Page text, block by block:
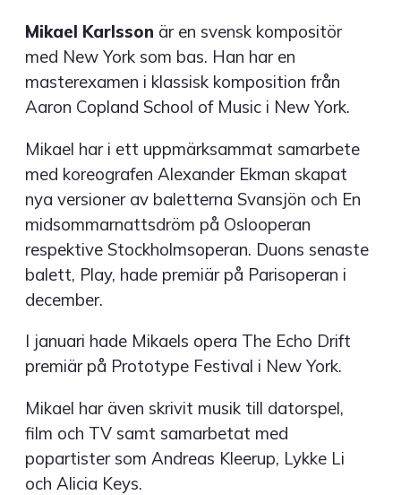
Mikael Karlsson är en svensk kompositör
med New York som bas. Han har en
masterexamen i klassisk komposition från
Aaron Copland School of Music i New York.
Mikael har i ett uppmärksammat samarbete
med koreografen Alexander Ekman skapat
nya versioner av baletterna Svansjön och En
midsommarnattsdröm på Oslooperan
respektive Stockholmsoperan. Duons senaste
balett, Play, hade premiär på Parisoperan i
december.
I januari hade Mikaels opera The Echo Drift
premiär på Prototype Festival i New York.
Mikael har även skrivit musik till datorspel,
film och TV samt samarbetat med
popartister som Andreas Kleerup, Lykke Li
och Alicia Keys.